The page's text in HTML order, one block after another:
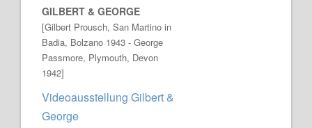
GILBERT & GEORGE
[Gilbert Prousch, San Martino in
Badia, Bolzano 1943 - George
Passmore, Plymouth, Devon
1942]
Videoausstellung Gilbert &
George